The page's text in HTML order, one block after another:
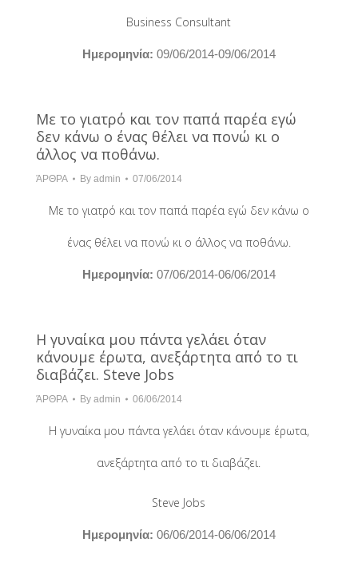
Business Consultant
Hμερομηνία: 09/06/2014-09/06/2014
Με το γιατρό και τον παπά παρέα εγώ
δεν κάνω ο ένας θέλει να πονώ κι ο
άλλος να ποθάνω.
ΆΡΘΡΑ By admin 07/06/2014
Με το γιατρό και τον παπά παρέα εγώ δεν κάνω ο
ένας θέλει να πονώ κι ο άλλος να ποθάνω.
Hμερομηνία: 07/06/2014-06/06/2014
Η γυναίκα μου πάντα γελάει όταν
κάνουμε έρωτα, ανεξάρτητα από το τι
διαβάζει. Steve Jobs
ΆΡΘΡΑ By admin 06/06/2014
Η γυναίκα μου πάντα γελάει όταν κάνουμε έρωτα,
ανεξάρτητα από το τι διαβάζει.
Steve Jobs
Hμερομηνία: 06/06/2014-06/06/2014